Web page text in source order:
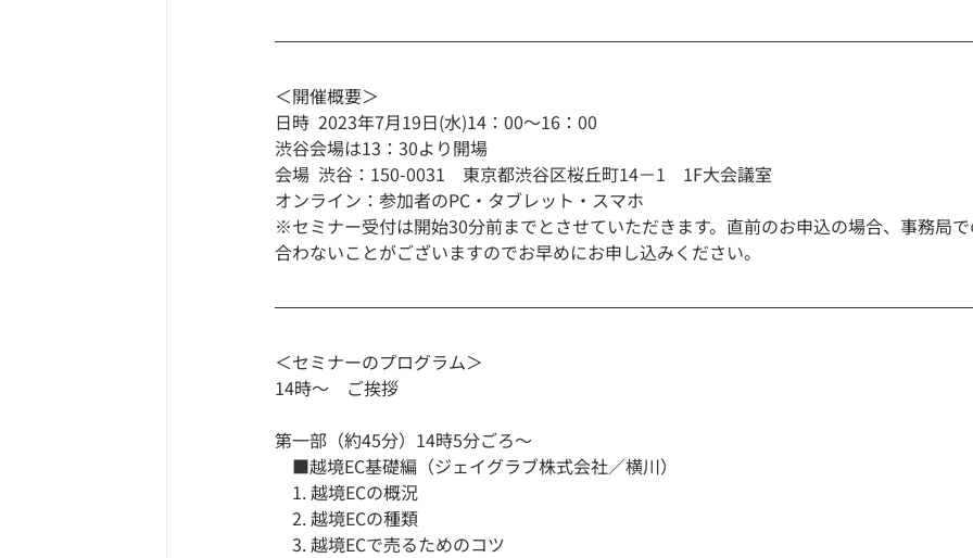
＜開催概要＞
日時	2023年7月19日(水)14：00～16：00
渋谷会場は13：30より開場
会場	渋谷：150-0031　東京都渋谷区桜丘町14－1　1F大会議室
オンライン：参加者のPC・タブレット・スマホ
※セミナー受付は開始30分前までとさせていただきます。直前のお申込の場合、事務局
合わないことがございますのでお早めにお申し込みください。
＜セミナーのプログラム＞
14時～　ご挨拶
第一部（約45分）14時5分ごろ～
■越境EC基礎編（ジェイグラブ株式会社／横川）
1. 越境ECの概況
2. 越境ECの種類
3. 越境ECで売るためのコツ